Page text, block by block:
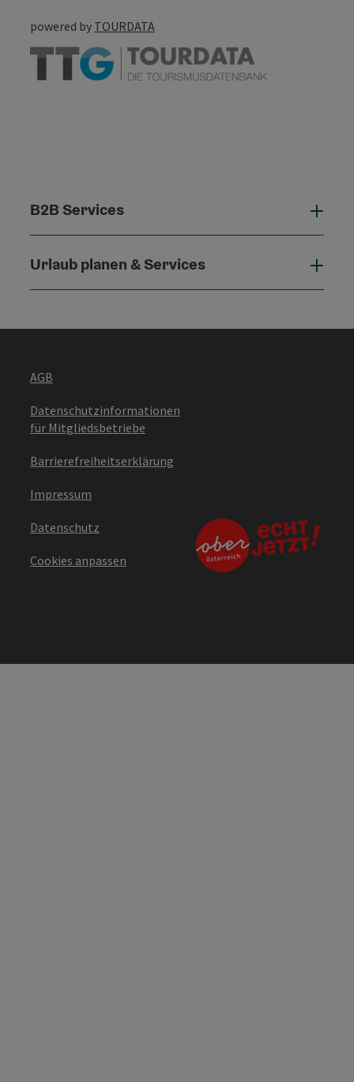
powered by TOURDATA
B2B Services
Urlaub planen & Services
AGB
Datenschutzinformationen
für Mitgliedsbetriebe
Barrierefreiheitserklärung
Impressum
Datenschutz
Cookies anpassen